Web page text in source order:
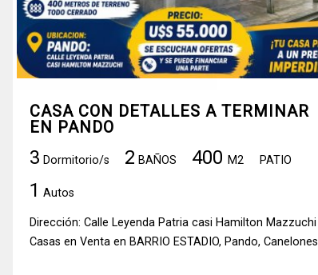
CASA CON DETALLES A TERMINAR
EN PANDO
3 Dormitorio/s 2 BAÑOS 400M2 PATIO
1 Autos
Dirección: Calle Leyenda Patria casi Hamilton Mazzuchi
Casas en Venta en BARRIO ESTADIO, Pando, Canelones